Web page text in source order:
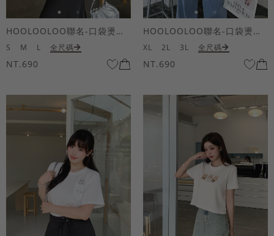
HOOLOOLOO聯名-口袋燙金KUKU熊短袖上衣
S M L 全尺碼
NT.690
HOOLOOLOO聯名-口袋燙金KUKU熊短袖上衣
XL 2L 3L 全尺碼
NT.690